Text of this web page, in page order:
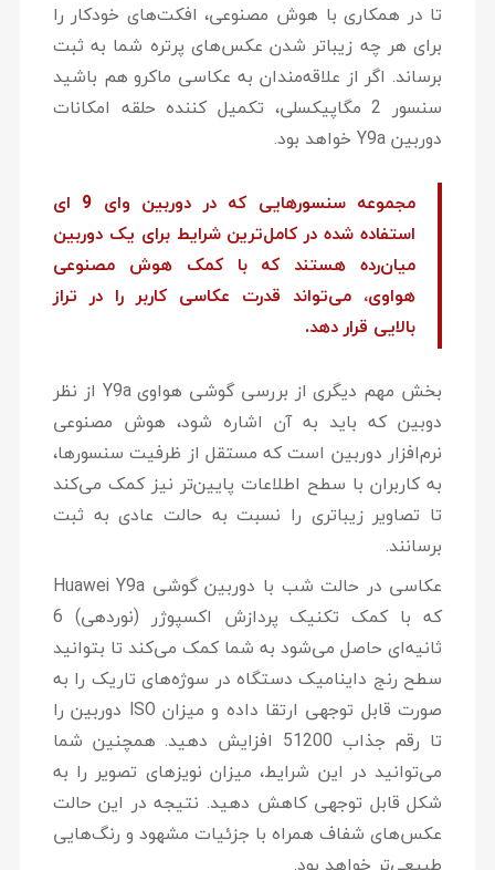
تا در همکاری با هوش مصنوعی، افکت‌های خودکار را
برای هر چه زیباتر شدن عکس‌های پرتره شما به ثبت
برساند. اگر از علاقه‌مندان به عکاسی ماکرو هم باشید
سنسور 2 مگاپیکسلی، تکمیل کننده حلقه امکانات
دوربین Y9a خواهد بود.
مجموعه سنسورهایی که در دوربین وای 9 ای
استفاده شده‌ در کامل‌ترین شرایط برای یک دوربین
میان‌رده هستند که با کمک هوش مصنوعی
هواوی، می‌تواند قدرت عکاسی کاربر را در تراز
بالایی قرار دهد.
بخش مهم دیگری از بررسی گوشی هواوی Y9a از نظر
دوبین که باید به آن اشاره شود، هوش مصنوعی
نرم‌افزار دوربین است که مستقل از ظرفیت سنسورها،
به کاربران با سطح اطلاعات پایین‌تر نیز کمک می‌کند
تا تصاویر زیباتری را نسبت به حالت عادی به ثبت
برسانند.
عکاسی در حالت شب با دوربین گوشی Huawei Y9a
که با کمک تکنیک پردازش اکسپوژر (نوردهی) 6
ثانیه‌ای حاصل می‌شود به شما کمک می‌کند تا بتوانید
سطح رنج داینامیک دستگاه در سوژه‌های تاریک را به
صورت قابل توجهی ارتقا داده و میزان ISO دوربین را
تا رقم جذاب 51200 افزایش دهید. همچنین شما
می‌توانید در این شرایط، میزان نویزهای تصویر را به
شکل قابل توجهی کاهش دهید. نتیجه در این حالت
عکس‌های شفاف همراه با جزئیات مشهود و رنگ‌هایی